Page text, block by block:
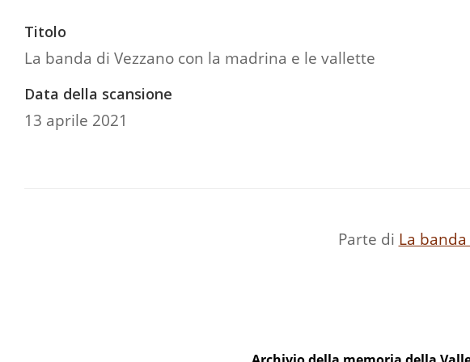
Titolo
La banda di Vezzano con la madrina e le vallette
Data della scansione
13 aprile 2021
Parte di La